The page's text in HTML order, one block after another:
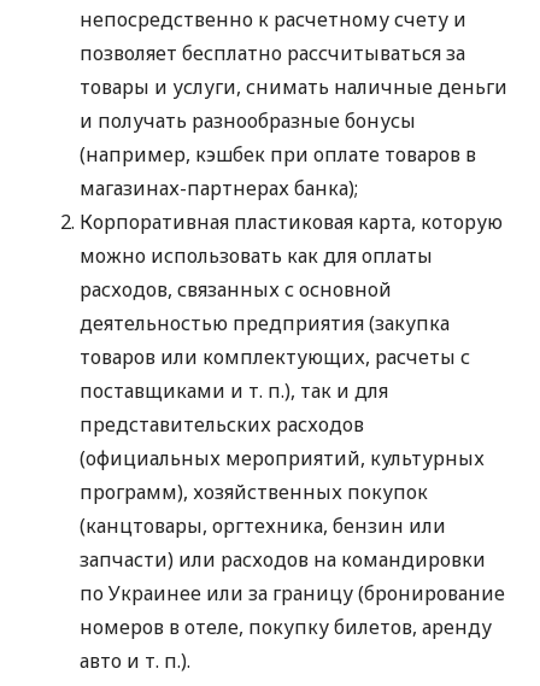
непосредственно к расчетному счету и
позволяет бесплатно рассчитываться за
товары и услуги, снимать наличные деньги
и получать разнообразные бонусы
(например, кэшбек при оплате товаров в
магазинах-партнерах банка);
Корпоративная пластиковая карта, которую
можно использовать как для оплаты
расходов, связанных с основной
деятельностью предприятия (закупка
товаров или комплектующих, расчеты с
поставщиками и т. п.), так и для
представительских расходов
(официальных мероприятий, культурных
программ), хозяйственных покупок
(канцтовары, оргтехника, бензин или
запчасти) или расходов на командировки
по Украинее или за границу (бронирование
номеров в отеле, покупку билетов, аренду
авто и т. п.).